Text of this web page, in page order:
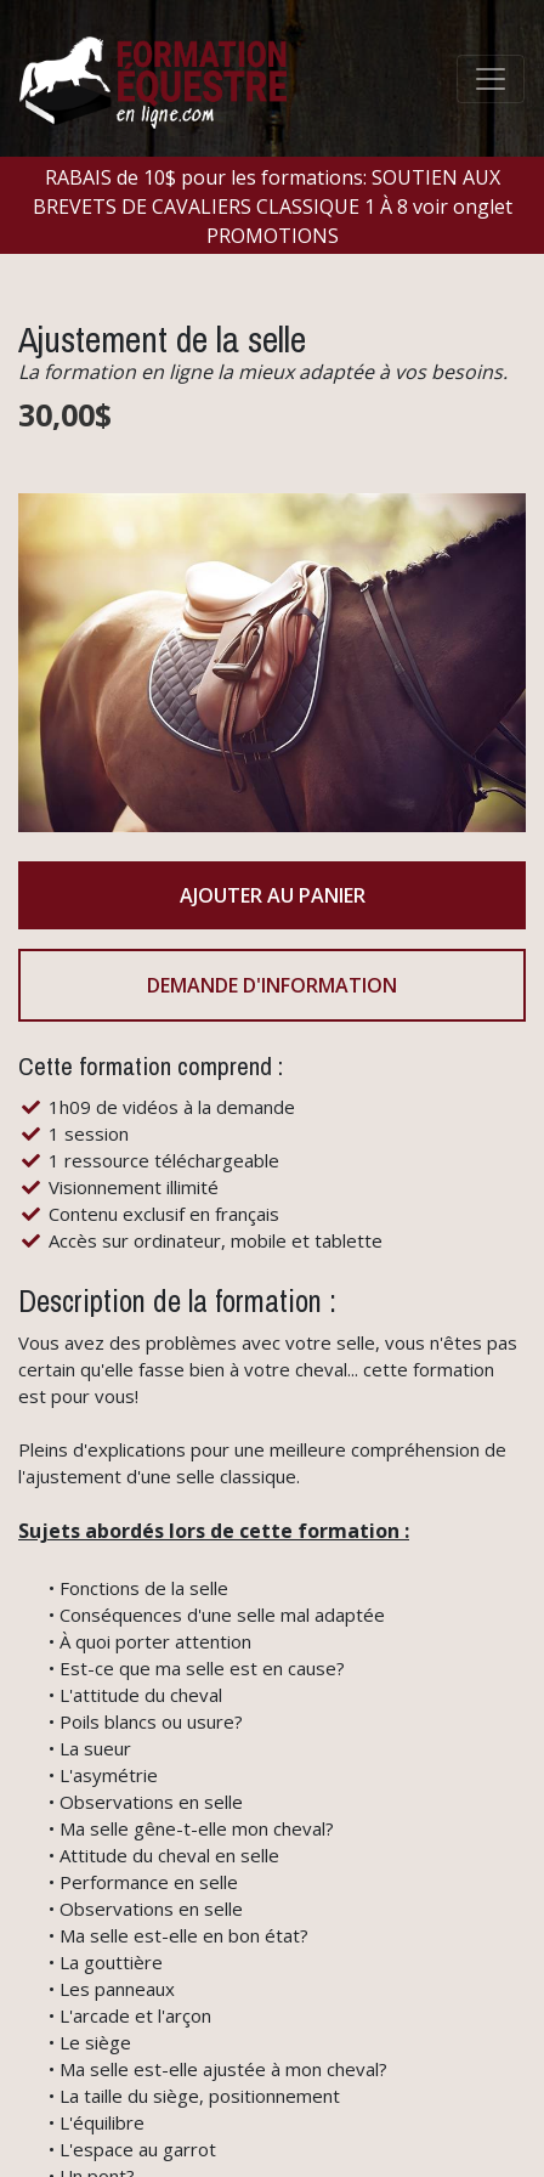
RABAIS de 10$ pour les formations: SOUTIEN AUX
BREVETS DE CAVALIERS CLASSIQUE 1 À 8 voir onglet
PROMOTIONS
Ajustement de la selle
La formation en ligne la mieux adaptée à vos besoins.
30,00$
DEMANDE D'INFORMATION
Cette formation comprend :
1h09 de vidéos à la demande
1 session
1 ressource téléchargeable
Visionnement illimité
Contenu exclusif en français
Accès sur ordinateur, mobile et tablette
Description de la formation :
Vous avez des problèmes avec votre selle, vous n'êtes pas
certain qu'elle fasse bien à votre cheval... cette formation
est pour vous!
Pleins d'explications pour une meilleure compréhension de
l'ajustement d'une selle classique.
Sujets abordés lors de cette formation :
• Fonctions de la selle
• Conséquences d'une selle mal adaptée
• À quoi porter attention
• Est-ce que ma selle est en cause?
• L'attitude du cheval
• Poils blancs ou usure?
• La sueur
• L'asymétrie
• Observations en selle
• Ma selle gêne-t-elle mon cheval?
• Attitude du cheval en selle
• Performance en selle
• Observations en selle
• Ma selle est-elle en bon état?
• La gouttière
• Les panneaux
• L'arcade et l'arçon
• Le siège
• Ma selle est-elle ajustée à mon cheval?
• La taille du siège, positionnement
• L'équilibre
• L'espace au garrot